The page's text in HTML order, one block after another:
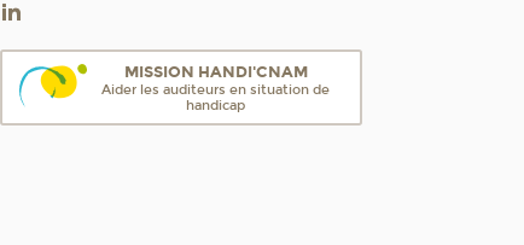
MISSION HANDI'CNAM
Aider les auditeurs en situation de
handicap